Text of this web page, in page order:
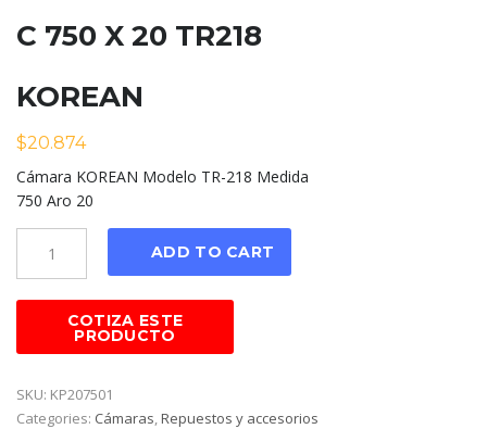
C 750 X 20 TR218
KOREAN
$20.874
Cámara KOREAN Modelo TR-218 Medida
750 Aro 20
ADD TO CART
SKU: KP207501
Categories: Cámaras,Repuestos y accesorios